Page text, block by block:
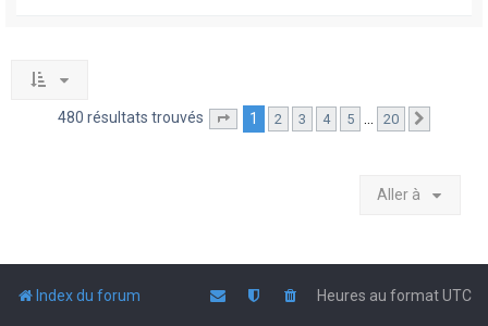
480 résultats trouvés Page sur20
1 2 3 4 5 … 20
Aller à
Index du forum Heures au formatUTC